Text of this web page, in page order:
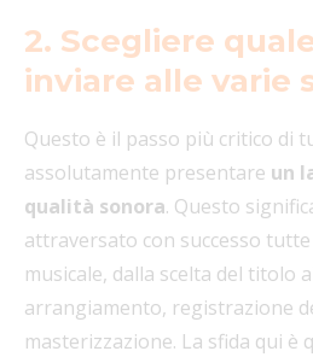
2. Scegliere
inviare alle varie
Questo è il passo più critico di
assolutamente presentare un
qualità sonora. Questo
attraversato con successo
musicale, dalla scelta del titolo
arrangiamento, registrazione
masterizzazione. La sfida qui è